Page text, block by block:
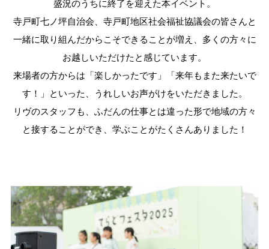
盛況のうちに終了を迎えた本イベント。
寺戸町七ノ坪自治会、寺戸町地区社会福祉協議会の皆さんと
一緒に取り組んだからこそできることが増え、多くの方々に
お越しいただけたと感じています。
来場者の方からは「楽しかったです」「来年もまた来たいで
す！」といった、うれしいお声がけをいただきました。
リヴのスタッフも、ふだんの仕事とは違った形で地域の方々
と接することができ、学ぶことがたくさんありました！